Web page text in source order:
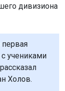
дивизиона
учениками
Холов.